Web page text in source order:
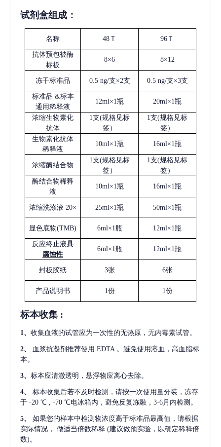
试剂盒组成：
名称 48Ｔ 96Ｔ
抗体预包被酶
标板
8×6 8×12
冻干标准品 0.5 ng/支×2支 0.5 ng/支×3支
标准品 &标本
通用稀释液
12ml×1瓶 20ml×1瓶
浓缩生物素化
抗体
1支(规格见标
签）
1支(规格见标
签）
生物素化抗体
稀释液
10ml×1瓶 16ml×1瓶
浓缩酶结合物
1支(规格见标
签）
1支(规格见标
签）
酶结合物稀释
液
10ml×1瓶 16ml×1瓶
浓缩洗涤液 20× 25ml×1瓶 50ml×1瓶
显色底物(TMB) 6ml×1瓶 12ml×1瓶
反应终止液具
腐蚀性
6ml×1瓶 12ml×1瓶
封板胶纸 3张 6张
产品说明书 1份 1份
标本收集 :
1 、 收集血液的试管应为一次性的无热原，无内毒素试管。
2、 血浆抗凝剂推荐使用 EDTA 。避免使用溶血，高血脂标
本。
3、 标本应清澈透明，悬浮物应离心去除。
4、
标本收集后若不及时检测，请按一次使用量分装，冻存
于 -20 ℃ , -70 ℃电冰箱内，避免反复冻融，3-6月内检测。
5、
如果您的样本中检测物浓度高于标准品最高值，请根据
实际情况，
做适当倍数稀释 (建议做预实验，以确定稀释倍
数)。